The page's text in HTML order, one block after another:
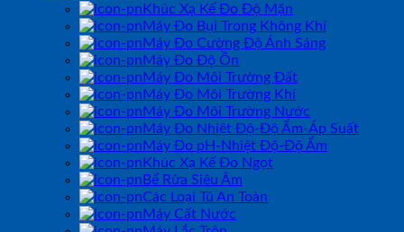
Khúc Xạ Kế Đo Độ Mặn
Máy Đo Bụi Trong Không Khí
Máy Đo Cường Độ Ánh Sáng
Máy Đo Độ Ồn
Máy Đo Môi Trường Đất
Máy Đo Môi Trường Khí
Máy Đo Môi Trường Nước
Máy Đo Nhiệt Độ-Độ Ẩm-Áp Suất
Máy Đo pH-Nhiệt Độ-Độ Ẩm
Khúc Xạ Kế Đo Ngọt
Bể Rửa Siêu Âm
Các Loại Tủ An Toàn
Máy Cất Nước